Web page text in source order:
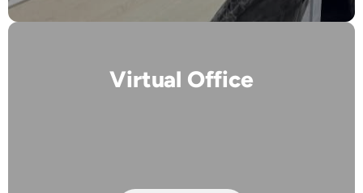
Virtual Office